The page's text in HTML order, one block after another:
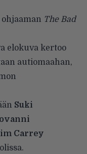
The Bad
elokuva kertoo
autiomaahan,
Suki
Carrey